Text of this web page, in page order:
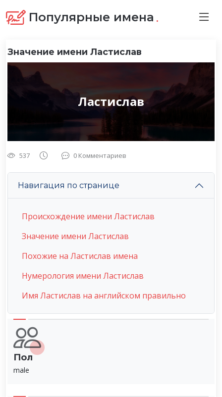
Популярные имена .
Значение имени Ластислав
Ластислав
537 0 Комментариев
Навигация по странице
Происхождение имени Ластислав
Значение имени Ластислав
Похожие на Ластислав имена
Нумерология имени Ластислав
Имя Ластислав на английском правильно
Пол
male